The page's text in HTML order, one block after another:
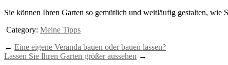
Sie können Ihren Garten so gemütlich und weitläufig gestalten, wie
Category: Meine Tipps
← Eine eigene Veranda bauen oder bauen lassen?
Lassen Sie Ihren Garten größer aussehen →